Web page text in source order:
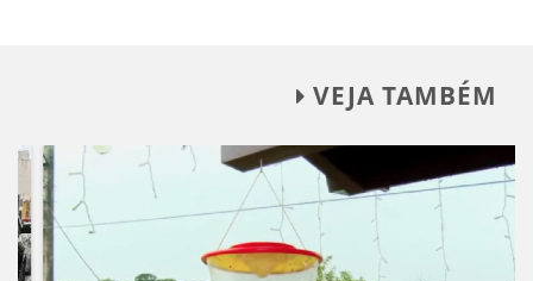
VEJA TAMBÉM